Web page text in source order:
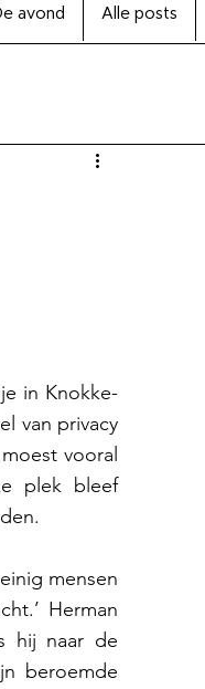
avond Alle posts
in Knokke-
van privacy
vooral
plek bleef
mensen
Herman
hij naar de
beroemde